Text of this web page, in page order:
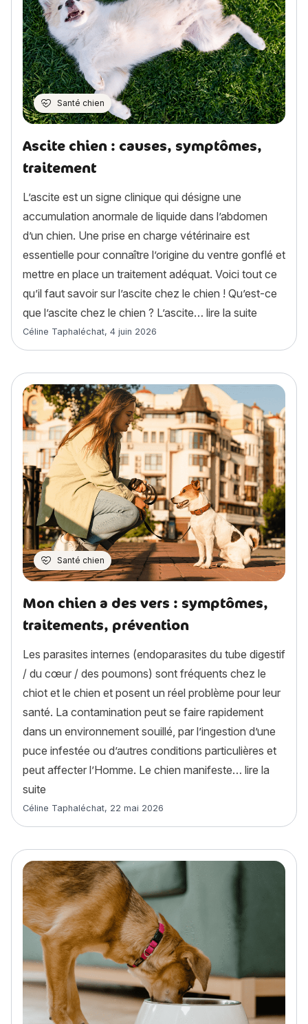
Santé chien
Ascite chien : causes, symptômes,
traitement
L’ascite est un signe clinique qui désigne une
accumulation anormale de liquide dans l’abdomen
d’un chien. Une prise en charge vétérinaire est
essentielle pour connaître l’origine du ventre gonflé et
mettre en place un traitement adéquat. Voici tout ce
qu’il faut savoir sur l’ascite chez le chien ! Qu’est-ce
que l’ascite chez le chien ? L’ascite… lire la suite
Article rédigé par
Céline Taphaléchat, 4 juin 2026
Santé chien
Mon chien a des vers : symptômes,
traitements, prévention
Les parasites internes (endoparasites du tube digestif
/ du cœur / des poumons) sont fréquents chez le
chiot et le chien et posent un réel problème pour leur
santé. La contamination peut se faire rapidement
dans un environnement souillé, par l’ingestion d’une
puce infestée ou d’autres conditions particulières et
peut affecter l’Homme. Le chien manifeste… lire la
suite
Article rédigé par
Céline Taphaléchat, 22 mai 2026